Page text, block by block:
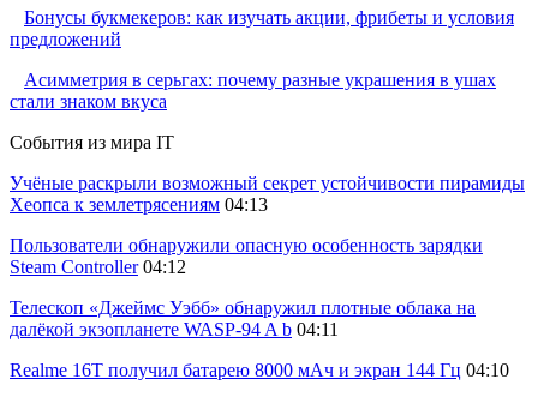
Бонусы букмекеров: как изучать акции, фрибеты и условия
предложений
Асимметрия в серьгах: почему разные украшения в ушах
стали знаком вкуса
События из мира IT
Учёные раскрыли возможный секрет устойчивости пирамиды
Хеопса к землетрясениям 04:13
Пользователи обнаружили опасную особенность зарядки
Steam Controller 04:12
Телескоп «Джеймс Уэбб» обнаружил плотные облака на
далёкой экзопланете WASP-94 A b 04:11
Realme 16T получил батарею 8000 мАч и экран 144 Гц 04:10